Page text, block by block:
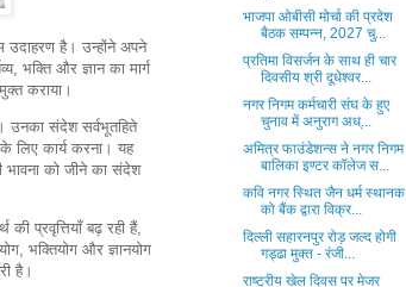
उदाहरण है। उन्होंने अपने
भक्ति और ज्ञान का मार्ग
कराया।
उनका संदेश सर्वभूतहिते
लिए कार्य करना। यह
को जीने का संदेश
प्रवृत्तियाँ बढ़ रही हैं,
भक्तियोग और ज्ञानयोग
है।
भाजपा ओबीसी मोर्चा की प्रदेश
बैठक सम्पन्न, 2027 चु...
प्रतिमा विसर्जन के साथ ही चार
दिवसीय श्री दूधेश्वर...
नगर निगम कर्मचारी संघ के हुए
चुनाव में अनुराग अध्...
अमित्र फाउंडेशन्स ने नगर निगम
बालिका इण्टर कॉलेज स...
कवि नगर स्थित जैन धर्म स्थानक
को बैंक द्वारा विक्र...
दिल्ली सहारनपुर रोड़ जल्द होगी
गड्ढा मुक्त - रंजी...
राष्ट्रीय खेल दिवस पर मेजर